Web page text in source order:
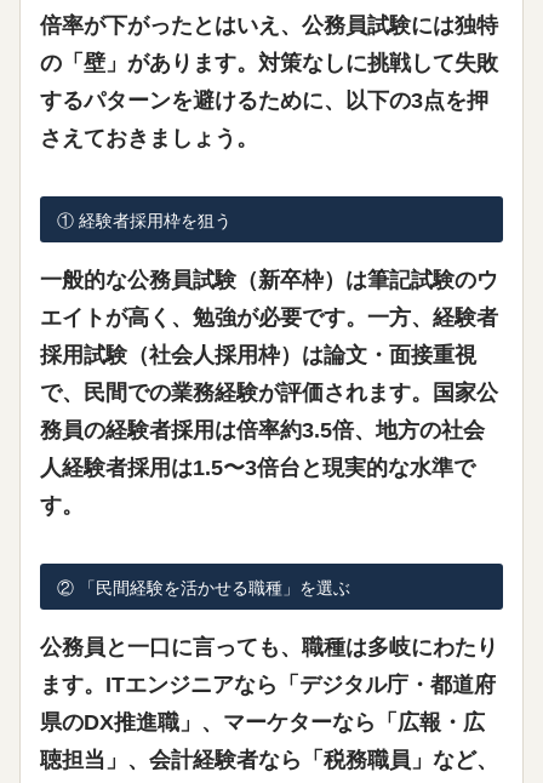
倍率が下がったとはいえ、公務員試験には独特
の「壁」があります。対策なしに挑戦して失敗
するパターンを避けるために、以下の3点を押
さえておきましょう。
① 経験者採用枠を狙う
一般的な公務員試験（新卒枠）は筆記試験のウ
エイトが高く、勉強が必要です。一方、 経験者
採用試験（社会人採用枠）は論文・面接重視
で、民間での業務経験が評価されます。国家公
務員の経験者採用は倍率約3.5倍、地方の社会
人経験者採用は1.5〜3倍台と現実的な水準で
す。
② 「民間経験を活かせる職種」を選ぶ
公務員と一口に言っても、職種は多岐にわたり
ます。ITエンジニアなら「デジタル庁・都道府
県のDX推進職」、マーケターなら「広報・広
聴担当」、会計経験者なら「税務職員」など、